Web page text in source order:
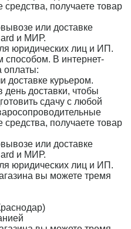
получаете товар
или доставке
и МИР.
юридических лиц и ИП.
способом. В интернет-
оплаты:
доставке курьером.
доставки, чтобы
сдачу с любой
получаете товар
или доставке
и МИР.
юридических лиц и ИП.
вы можете тремя